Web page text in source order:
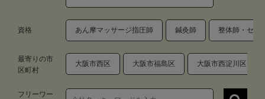
資格 あん摩マッサージ指圧師 鍼灸師 整体師・セラ
最寄りの市
区町村
大阪市西区 大阪市福島区 大阪市西淀川区
フリーワー